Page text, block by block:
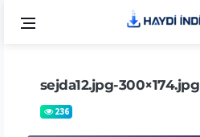
sejda12.jpg-300×174.jpg
236